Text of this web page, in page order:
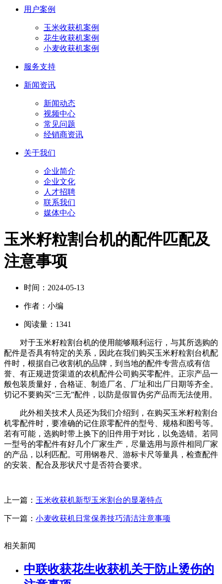
用户案例
玉米收获机案例
花生收获机案例
小麦收获机案例
服务支持
新闻资讯
新闻动态
视频中心
常见问题
经销商资讯
关于我们
企业简介
企业文化
人才招聘
联系我们
媒体中心
玉米籽粒割台机的配件匹配及
注意事项
时间： 2024-05-13
作者： 小编
阅读量： 1341
对于玉米籽粒割台机的使用能够顺利运行，与其所选购的
配件是否具有特定的关系，因此在我们购买玉米籽粒割台机配
件时，根据自己收割机的品牌，到当地的配件专营点或有信
誉、有正规进货渠道的农机配件公司购买零配件。正宗产品一
般包装质量好，合格证、制造厂名、厂址和出厂日期等齐全。
切记不要购买“三无”配件，以防是假冒伪劣产品而无法使用。
此外相关技术人员还为我们介绍到，在购买玉米籽粒割台
机零配件时，要准确的记住原零配件的型号、规格和图号等。
若有可能，选购时带上换下的旧件用于对比，以免选错。若同
一型号的零配件有好几个厂家生产，尽量选用与原件相同厂家
的产品，以利匹配。可用钢卷尺、游标卡尺等量具，检查配件
的安装、配合及形状尺寸是否符合要求。
上一篇： 玉米收获机新型玉米割台的显著特点
下一篇： 小麦收获机​日常保养技巧清洁注意事项
相关新闻
中联收获花生收获机关于防止烫伤的